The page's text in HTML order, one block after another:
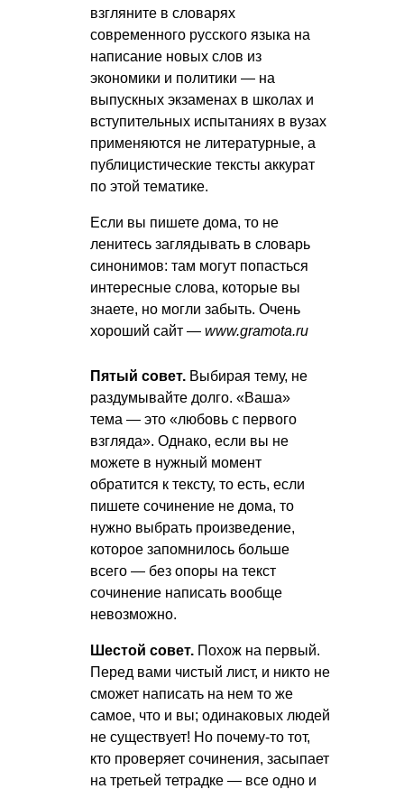
взгляните в словарях
современного русского языка на
написание новых слов из
экономики и политики — на
выпускных экзаменах в школах и
вступительных испытаниях в вузах
применяются не литературные, а
публицистические тексты аккурат
по этой тематике.
Если вы пишете дома, то не
ленитесь заглядывать в словарь
синонимов: там могут попасться
интересные слова, которые вы
знаете, но могли забыть. Очень
хороший сайт — www.gramota.ru
Пятый совет. Выбирая тему, не
раздумывайте долго. «Ваша»
тема — это «любовь с первого
взгляда». Однако, если вы не
можете в нужный момент
обратится к тексту, то есть, если
пишете сочинение не дома, то
нужно выбрать произведение,
которое запомнилось больше
всего — без опоры на текст
сочинение написать вообще
невозможно.
Шестой совет. Похож на первый.
Перед вами чистый лист, и никто не
сможет написать на нем то же
самое, что и вы; одинаковых людей
не существует! Но почему-то тот,
кто проверяет сочинения, засыпает
на третьей тетрадке — все одно и